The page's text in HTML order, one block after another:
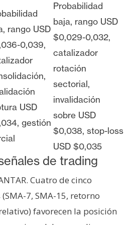
rango USD
0,039,
USD
gestión
Probabilidad
baja, rango USD
$0,029-0,032,
catalizador
rotación
sectorial,
invalidación
sobre USD
$0,038, stop-loss
USD $0,035
de trading
Cuatro de cinco
7, SMA-15, retorno
favorecen la posición